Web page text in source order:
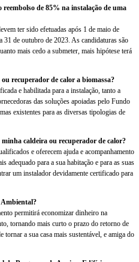
de 85% na instalação de uma
ter sido efetuadas após 1 de maio de
31 de outubro de 2023. As candidaturas são
mais cedo a submeter, mais hipótese terá
recuperador de calor a biomassa?
e habilitada para a instalação, tanto a
das soluções apoiadas pelo Fundo
existentes para as diversas tipologias de
caldeira ou recuperador de calor?
e oferecem ajuda e acompanhamento
adequado para a sua habitação e para as suas
um instalador devidamente certificado para
Ambiental?
permitirá economizar dinheiro na
tornando mais curto o prazo do retorno de
a sua casa mais sustentável, e amiga do